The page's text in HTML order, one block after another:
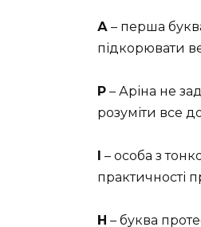
А – перша
підкорювати
Р – Аріна не
розуміти все
І – особа з
практичності
Н – буква